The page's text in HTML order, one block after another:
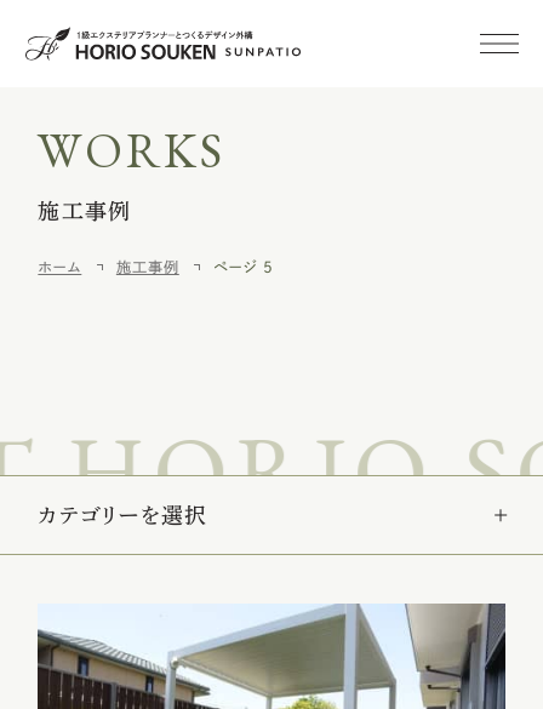
初めての方へ
施工事例
会社概要
WORKS
施工事例
ホーム 施工事例 ページ 5
カテゴリーを選択